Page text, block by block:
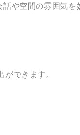
や空間の雰囲気を
できます。